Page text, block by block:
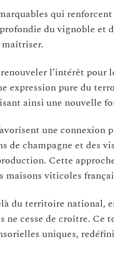
qui
du vignoble
l’intérêt pour
expression pure du
ainsi une nouvelle
une
de champagne et des
Cette
viticoles
du territoire national,
cesse de croître. Ce
uniques,